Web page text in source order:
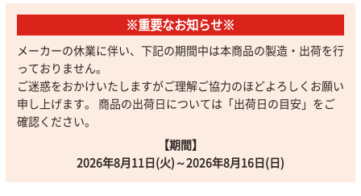
※重要なお知らせ※
メーカーの休業に伴い、下記の期間中は本商品の製造・出荷を行
っておりません。
ご迷惑をおかけいたしますがご理解ご協力のほどよろしくお願い
申し上げます。 商品の出荷日については「出荷日の目安」をご
確認ください。
【期間】
2026年8月11日(火)～2026年8月16日(日)